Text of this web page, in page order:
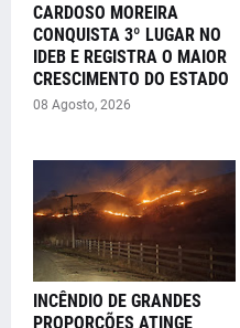
CARDOSO MOREIRA
CONQUISTA 3º LUGAR NO
IDEB E REGISTRA O MAIOR
CRESCIMENTO DO ESTADO
08 Agosto, 2026
INCÊNDIO DE GRANDES
PROPORÇÕES ATINGE